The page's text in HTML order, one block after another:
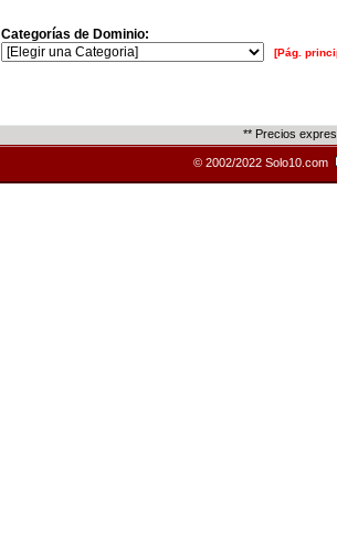
Categorías de Dominio:
[Pág.
** Precios
© 2002/2022 Solo10.com